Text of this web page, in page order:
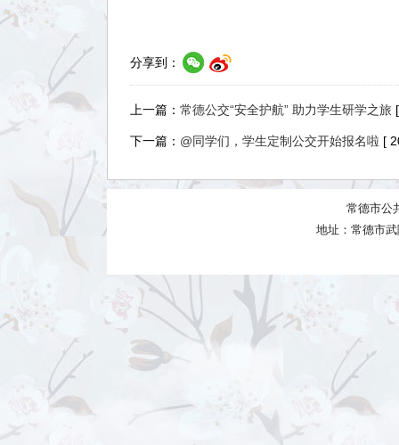
分享到：
上一篇： 常德公交“安全护航” 助力学生研学之旅
下一篇： ​@同学们，学生定制公交开始报名啦 [
常德市公
地址：常德市